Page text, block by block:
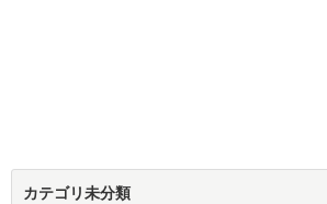
カテゴリ未分類